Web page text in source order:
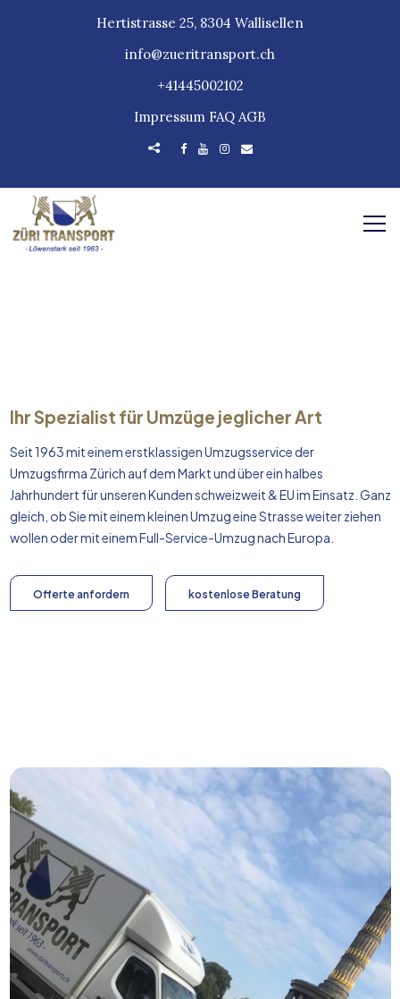
Hertistrasse 25, 8304 Wallisellen
info@zueritransport.ch
+41445002102
Impressum FAQ AGB
Ihr Spezialist für Umzüge jeglicher Art
Seit 1963 mit einem erstklassigen Umzugsservice der
Umzugsfirma Zürich auf dem Markt und über ein halbes
Jahrhundert für unseren Kunden schweizweit & EU im Einsatz. Ganz
gleich, ob Sie mit einem kleinen Umzug eine Strasse weiter ziehen
wollen oder mit einem Full-Service-Umzug nachEuropa
Offerte anfordern kostenlose Beratung